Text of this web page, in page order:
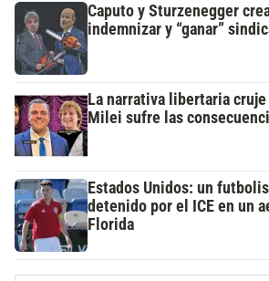
Caputo y Sturzenegger
indemnizar y “ganar”
La narrativa libertaria
Milei sufre las
Estados Unidos: un
detenido por el ICE en un
Florida